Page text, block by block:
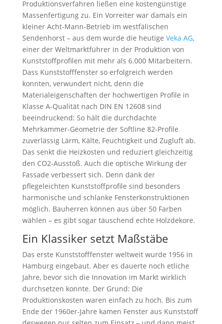
Produktionsverfahren ließen eine kostengünstige
Massenfertigung zu. Ein Vorreiter war damals ein
kleiner Acht-Mann-Betrieb im westfälischen
Sendenhorst – aus dem wurde die heutige Veka AG,
einer der Weltmarktführer in der Produktion von
Kunststoffprofilen mit mehr als 6.000 Mitarbeitern.
Dass Kunststofffenster so erfolgreich werden
konnten, verwundert nicht, denn die
Materialeigenschaften der hochwertigen Profile in
Klasse A-Qualität nach DIN EN 12608 sind
beeindruckend: So hält die durchdachte
Mehrkammer-Geometrie der Softline 82-Profile
zuverlässig Lärm, Kälte, Feuchtigkeit und Zugluft ab.
Das senkt die Heizkosten und reduziert gleichzeitig
den CO2-Ausstoß. Auch die optische Wirkung der
Fassade verbessert sich. Denn dank der
pflegeleichten Kunststoffprofile sind besonders
harmonische und schlanke Fensterkonstruktionen
möglich. Bauherren können aus über 50 Farben
wählen – es gibt sogar täuschend echte Holzdekore.
Ein Klassiker setzt Maßstäbe
Das erste Kunststofffenster weltweit wurde 1956 in
Hamburg eingebaut. Aber es dauerte noch etliche
Jahre, bevor sich die Innovation im Markt wirklich
durchsetzen konnte. Der Grund: Die
Produktionskosten waren einfach zu hoch. Bis zum
Ende der 1960er-Jahre kamen Fenster aus Kunststoff